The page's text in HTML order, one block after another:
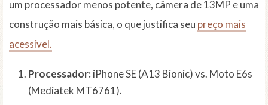
um processador menos potente, câmera de 13MP e uma
construção mais básica, o que justifica seu preço mais
acessível.
Processador:iPhone SE (A13 Bionic) vs. Moto E6s
(Mediatek MT6761).